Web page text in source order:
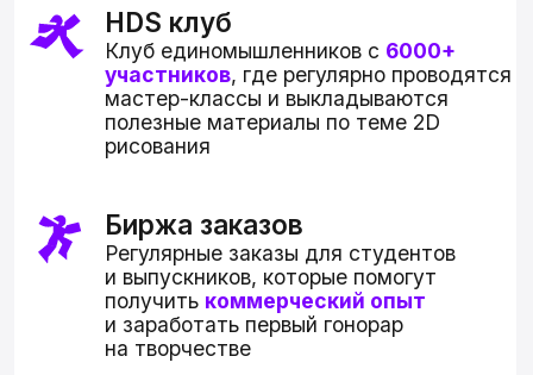
образовательная
лицензия
Прокачай свои комиксы